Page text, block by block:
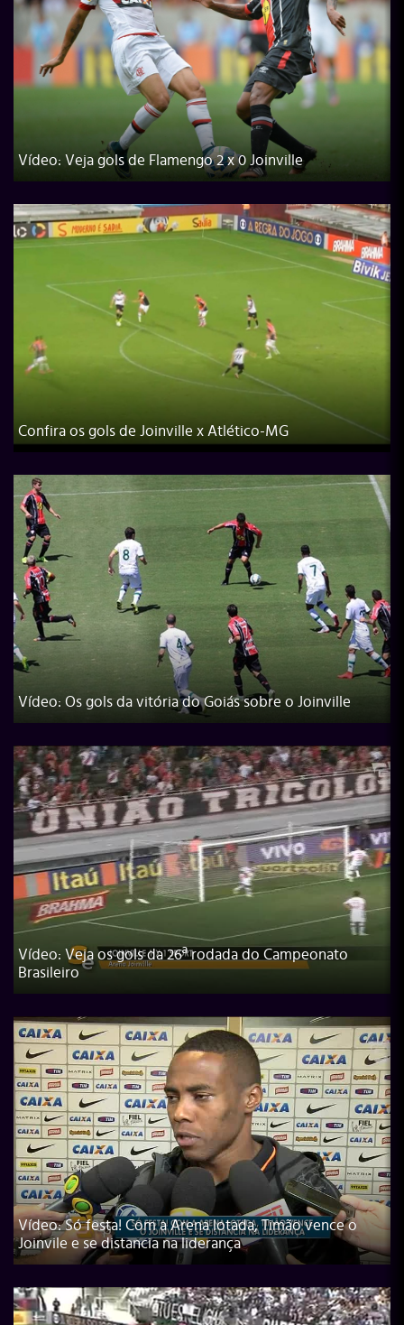
Vídeo: Veja gols de Flamengo 2 x 0 Joinville
Confira os gols de Joinville x Atlético-MG
Vídeo: Os gols da vitória do Goiás sobre o Joinville
Vídeo: Veja os gols da 26ª rodada do Campeonato
Brasileiro
Vídeo: Só festa! Com a Arena lotada, Timão vence o
Joinvile e se distancia na liderança